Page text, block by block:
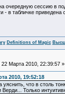
очередную сессию в
- в табличке
Definitions of Magic
22 Марта 2010, 22:39:57 »
2010, 19:52:18
уяснить, что в столь
Верди... Только